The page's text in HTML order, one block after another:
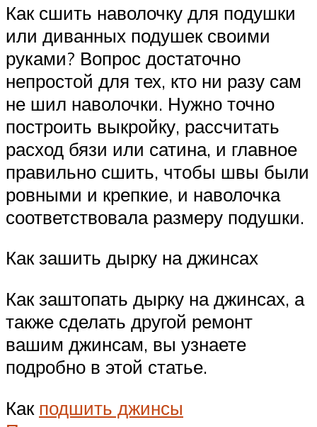
Как сшить наволочку для подушки
или диванных подушек своими
руками? Вопрос достаточно
непростой для тех, кто ни разу сам
не шил наволочки. Нужно точно
построить выкройку, рассчитать
расход бязи или сатина, и главное
правильно сшить, чтобы швы были
ровными и крепкие, и наволочка
соответствовала размеру подушки.
Как зашить дырку на джинсах
Как заштопать дырку на джинсах, а
также сделать другой ремонт
вашим джинсам, вы узнаете
подробно в этой статье.
Как подшить джинсы